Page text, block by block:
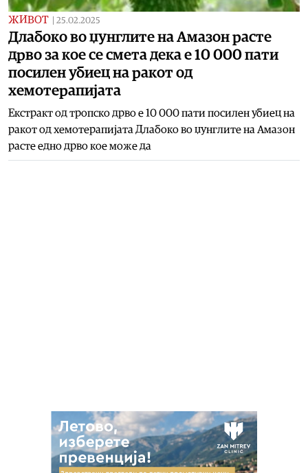
ЖИВОТ 25.02.2025
Длабоко во џунглите на Амазон расте
дрво за кое се смета дека е 10 000 пати
посилен убиец на ракот од
хемотерапијата
Екстракт од тропско дрво е 10 000 пати посилен убиец на
ракот од хемотерапијата Длабоко во џунглите на Амазон
расте едно дрво кое може да